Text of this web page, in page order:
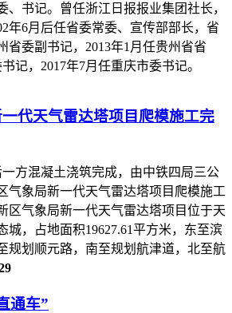
、书记。曾任浙江日报报业集团社长，
年6月后任省委常委、宣传部部长，省
省委副书记，2013年1月任贵州省省
记，2017年7月任重庆市委书记。
代天气雷达塔项目爬模施工完
方混凝土浇筑完成，由中铁四局三公
气象局新一代天气雷达塔项目爬模施工
区气象局新一代天气雷达塔项目位于天
城，占地面积19627.61平方米，东至滨
规划顺元路，南至规划航津道，北至航
通车”